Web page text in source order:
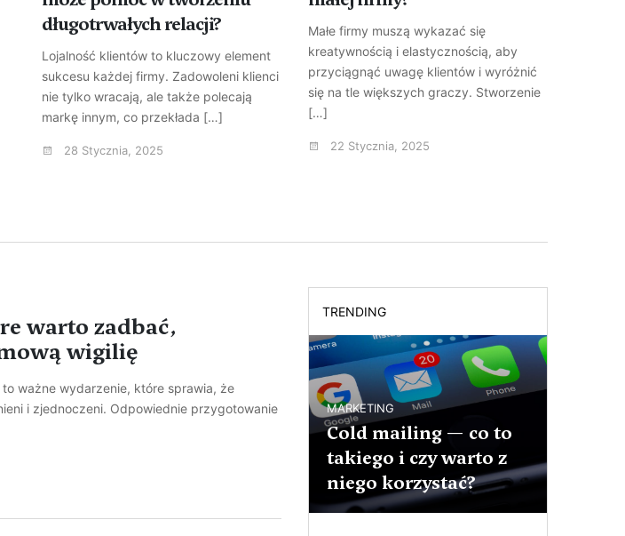
długotrwałych relacji?
Lojalność klientów to kluczowy element
sukcesu każdej firmy. Zadowoleni klienci
nie tylko wracają, ale także polecają
markę innym, co przekłada […]
28 Stycznia, 2025
Małe firmy muszą wykazać się
kreatywnością i elastycznością, aby
przyciągnąć uwagę klientów i wyróżnić
się na tle większych graczy. Stworzenie
[…]
22 Stycznia, 2025
warto zadbać,
wigilię
ważne wydarzenie, które sprawia, że
i zjednoczeni. Odpowiednie przygotowanie
TRENDING
MARKETING
Cold mailing — co to
takiego i czy warto z
niego korzystać?